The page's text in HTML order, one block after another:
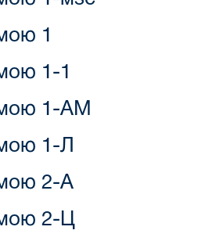
1
1-1
1-АМ
1-Л
2-А
2-Ц